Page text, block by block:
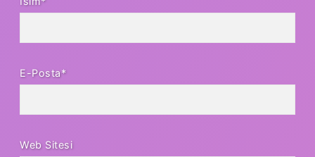
E-Posta*
Web Sitesi